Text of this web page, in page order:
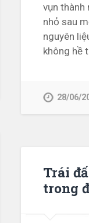
vụn
nhỏ sau
nguyên
không hề
28/06/
Trái
trong